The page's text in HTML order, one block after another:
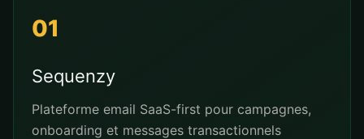
01
Sequenzy
Plateforme email SaaS-first pour campagnes,
onboarding et messages transactionnels